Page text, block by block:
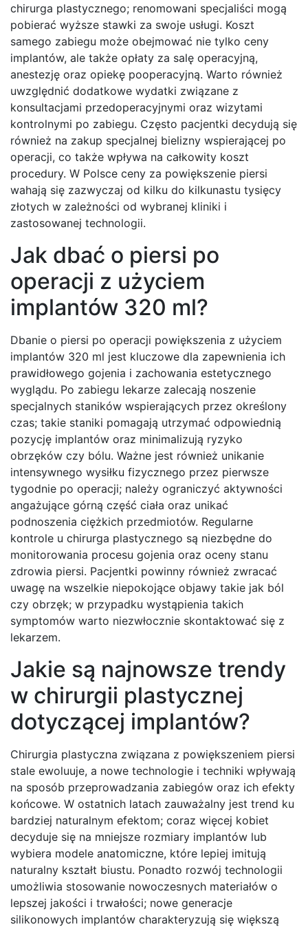
chirurga plastycznego; renomowani specjaliści mogą
pobierać wyższe stawki za swoje usługi. Koszt
samego zabiegu może obejmować nie tylko ceny
implantów, ale także opłaty za salę operacyjną,
anestezję oraz opiekę pooperacyjną. Warto również
uwzględnić dodatkowe wydatki związane z
konsultacjami przedoperacyjnymi oraz wizytami
kontrolnymi po zabiegu. Często pacjentki decydują się
również na zakup specjalnej bielizny wspierającej po
operacji, co także wpływa na całkowity koszt
procedury. W Polsce ceny za powiększenie piersi
wahają się zazwyczaj od kilku do kilkunastu tysięcy
złotych w zależności od wybranej kliniki i
zastosowanej technologii.
Jak dbać o piersi po
operacji z użyciem
implantów 320 ml?
Dbanie o piersi po operacji powiększenia z użyciem
implantów 320 ml jest kluczowe dla zapewnienia ich
prawidłowego gojenia i zachowania estetycznego
wyglądu. Po zabiegu lekarze zalecają noszenie
specjalnych staników wspierających przez określony
czas; takie staniki pomagają utrzymać odpowiednią
pozycję implantów oraz minimalizują ryzyko
obrzęków czy bólu. Ważne jest również unikanie
intensywnego wysiłku fizycznego przez pierwsze
tygodnie po operacji; należy ograniczyć aktywności
angażujące górną część ciała oraz unikać
podnoszenia ciężkich przedmiotów. Regularne
kontrole u chirurga plastycznego są niezbędne do
monitorowania procesu gojenia oraz oceny stanu
zdrowia piersi. Pacjentki powinny również zwracać
uwagę na wszelkie niepokojące objawy takie jak ból
czy obrzęk; w przypadku wystąpienia takich
symptomów warto niezwłocznie skontaktować się z
lekarzem.
Jakie są najnowsze trendy
w chirurgii plastycznej
dotyczącej implantów?
Chirurgia plastyczna związana z powiększeniem piersi
stale ewoluuje, a nowe technologie i techniki wpływają
na sposób przeprowadzania zabiegów oraz ich efekty
końcowe. W ostatnich latach zauważalny jest trend ku
bardziej naturalnym efektom; coraz więcej kobiet
decyduje się na mniejsze rozmiary implantów lub
wybiera modele anatomiczne, które lepiej imitują
naturalny kształt biustu. Ponadto rozwój technologii
umożliwia stosowanie nowoczesnych materiałów o
lepszej jakości i trwałości; nowe generacje
silikonowych implantów charakteryzują się większą